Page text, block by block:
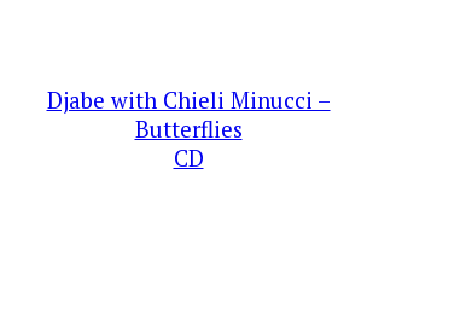
Djabe with Chieli Minucci –
Butterflies
CD